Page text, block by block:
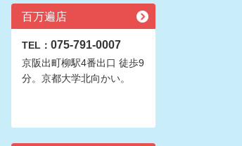
百万遍店
TEL： 075-791-0007
京阪出町柳駅4番出口 徒歩9
分。京都大学北向かい。